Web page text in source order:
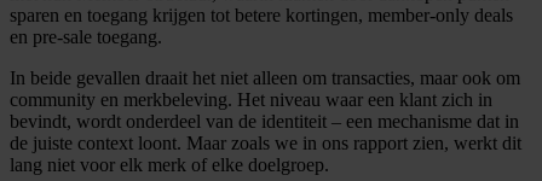
sparen en toegang krijgen tot betere kortingen, member-only deals
en pre-sale toegang.
In beide gevallen draait het niet alleen om transacties, maar ook om
community en merkbeleving. Het niveau waar een klant zich in
bevindt, wordt onderdeel van de identiteit – een mechanisme dat in
de juiste context loont. Maar zoals we in ons rapport zien, werkt dit
lang niet voor elk merk of elke doelgroep.